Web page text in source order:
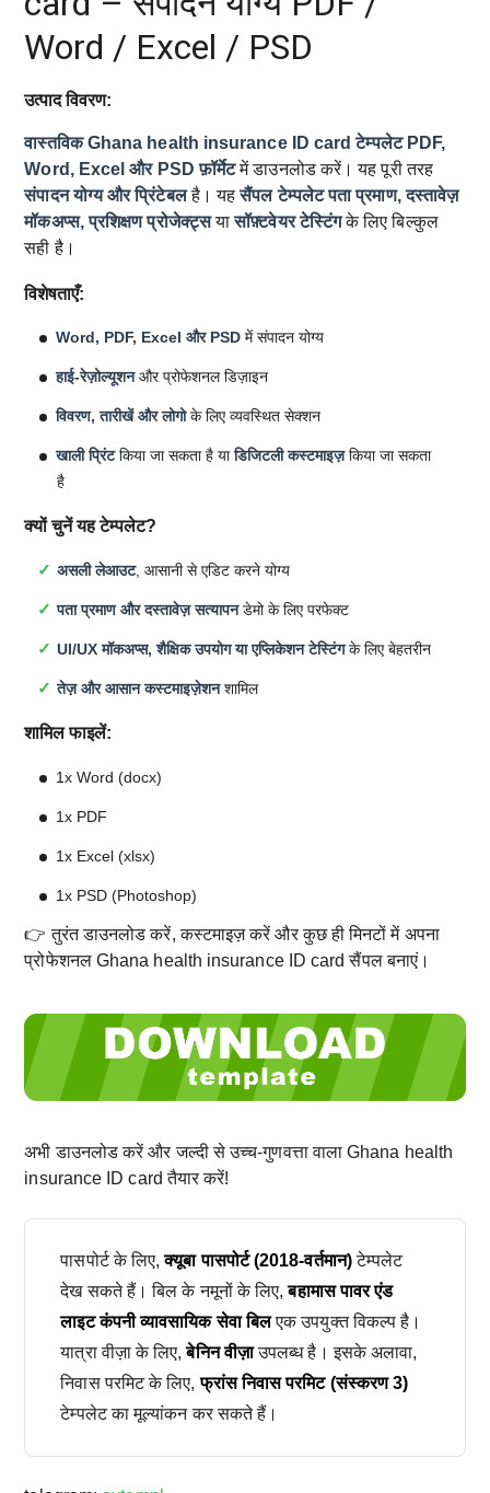
Word / Excel / PSD
उत्पाद विवरण:
वास्तविक Ghana health insurance ID card टेम्पलेट PDF,
Word, Excel और PSD फ़ॉर्मेटमें डाउनलोड करें। यह पूरी तरह
संपादन योग्य और प्रिंटेबलहै। यहसैंपल टेम्पलेट पता प्रमाण, दस्तावेज़
मॉकअप्स, प्रशिक्षण प्रोजेक्ट्सयासॉफ़्टवेयर टेस्टिंगके लिए बिल्कुल
सही है।
विशेषताएँ:
Word, PDF, Excel और PSD में संपादन योग्य
हाई-रेज़ोल्यूशनऔर प्रोफेशनल डिज़ाइन
विवरण, तारीखें और लोगोके लिए व्यवस्थित सेक्शन
खाली प्रिंटकिया जा सकता है याडिजिटली कस्टमाइज़किया जा सकता
है
क्यों चुनें यह टेम्पलेट?
असली लेआउट, आसानी से एडिट करने योग्य
पता प्रमाण और दस्तावेज़ सत्यापनडेमो के लिए परफेक्ट
UI/UX मॉकअप्स, शैक्षिक उपयोग या एप्लिकेशन टेस्टिंगके लिए बेहतरीन
तेज़ और आसान कस्टमाइज़ेशनशामिल
शामिल फाइलें:
1x Word (docx)
1x PDF
1x Excel (xlsx)
1x PSD (Photoshop)
👉 तुरंत डाउनलोड करें, कस्टमाइज़ करें और कुछ ही मिनटों में अपना
प्रोफेशनल Ghana health insurance ID card सैंपल बनाएं।
अभी डाउनलोड करें और जल्दी से उच्च-गुणवत्ता वाला Ghana health
insurance ID card तैयार करें!
पासपोर्ट के लिए,क्यूबा पासपोर्ट (2018-वर्तमान)टेम्पलेट
देख सकते हैं। बिल के नमूनों के लिए,बहामास पावर एंड
लाइट कंपनी व्यावसायिक सेवा बिलएक उपयुक्त विकल्प है।
यात्रा वीज़ा के लिए,बेनिन वीज़ाउपलब्ध है। इसके अलावा,
निवास परमिट के लिए,फ्रांस निवास परमिट (संस्करण 3)
टेम्पलेट का मूल्यांकन कर सकते हैं।